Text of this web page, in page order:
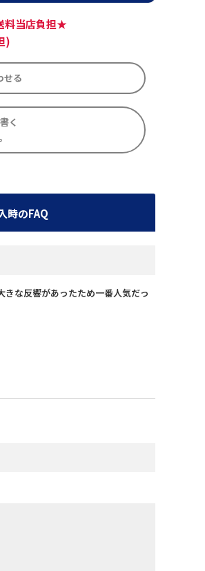
料当店負担★
)
せる
く
時のFAQ
な反響があったため一番人気だっ